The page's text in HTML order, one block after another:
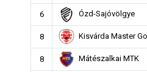
6 Ózd-Sajóvölgye
8 Kisvárda Master
8 Mátészalkai MTK